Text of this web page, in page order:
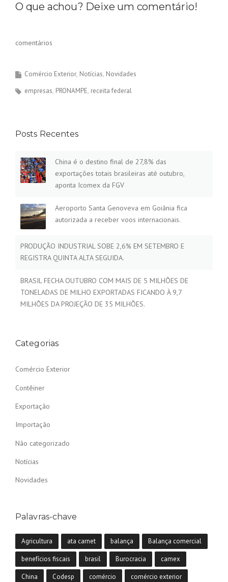
O que achou? Deixe um comentário!
comentários
Comércio Exterior Notícias Novidades
empresas PRONAMPE receita federal
Posts Recentes
China é o destino final de 27,8% das
exportações totais brasileiras até outubro,
aponta Icomex da FGV
Aeroporto Santa Genoveva em Goiânia fica
autorizada a receber voos internacionais.
PRODUÇÃO INDUSTRIAL SOBE 2,6% EM SETEMBRO E
REGISTRA QUINTA ALTA SEGUIDA.
BRASIL FECHA OUTUBRO COM MAIS DE 5 MILHÕES DE
TONELADAS DE MILHO EXPORTADAS FICANDO À 9,7
MILHÕES DA PROJEÇÃO DE 35 MILHÕES.
Categorias
Comércio Exterior
Contêiner
Exportação
Importação
Não categorizado
Notícias
Novidades
Palavras-chave
Agricultura ata carnet balança Balança comercial
benefícios fiscais brasil Burocracia camex
China Codesp comércio comércio exterior